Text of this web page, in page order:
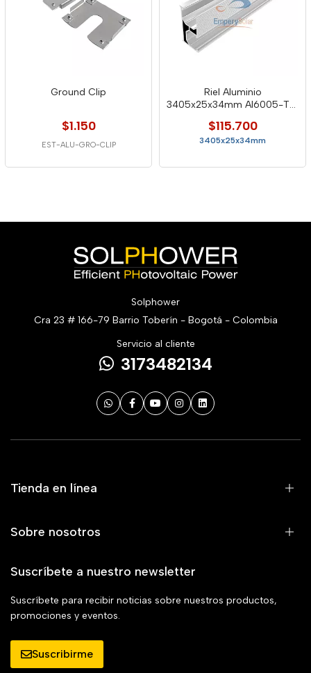
Ground Clip
$1.150
EST-ALU-GRO-CLIP
Riel Aluminio
3405x25x34mm Al6005-T5/
$115.700
3405x25x34mm
Solphower
Cra 23 # 166-79 Barrio Toberín - Bogotá - Colombia
Servicio al cliente
3173482134
Tienda en línea
Sobre nosotros
Suscríbete a nuestro newsletter
Suscríbete para recibir noticias sobre nuestros productos,
promociones y eventos.
Suscribirme